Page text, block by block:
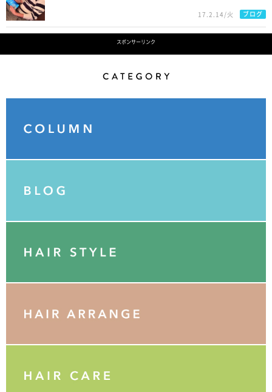
17.2.14/火 ブログ
スポンサーリンク